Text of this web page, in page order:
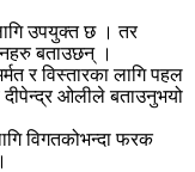
उपयुक्त छ । तर
बताउछन् ।
र विस्तारका लागि पहल
दीपेन्द्र ओलीले बताउनुभयो
विगतकोभन्दा फरक